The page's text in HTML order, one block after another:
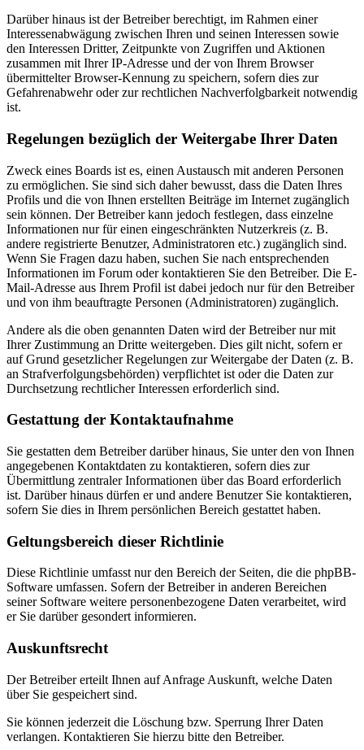
Darüber hinaus ist der Betreiber berechtigt, im Rahmen einer
Interessenabwägung zwischen Ihren und seinen Interessen sowie
den Interessen Dritter, Zeitpunkte von Zugriffen und Aktionen
zusammen mit Ihrer IP-Adresse und der von Ihrem Browser
übermittelter Browser-Kennung zu speichern, sofern dies zur
Gefahrenabwehr oder zur rechtlichen Nachverfolgbarkeit notwendig
ist.
Regelungen bezüglich der Weitergabe Ihrer Daten
Zweck eines Boards ist es, einen Austausch mit anderen Personen
zu ermöglichen. Sie sind sich daher bewusst, dass die Daten Ihres
Profils und die von Ihnen erstellten Beiträge im Internet zugänglich
sein können. Der Betreiber kann jedoch festlegen, dass einzelne
Informationen nur für einen eingeschränkten Nutzerkreis (z. B.
andere registrierte Benutzer, Administratoren etc.) zugänglich sind.
Wenn Sie Fragen dazu haben, suchen Sie nach entsprechenden
Informationen im Forum oder kontaktieren Sie den Betreiber. Die E-
Mail-Adresse aus Ihrem Profil ist dabei jedoch nur für den Betreiber
und von ihm beauftragte Personen (Administratoren) zugänglich.
Andere als die oben genannten Daten wird der Betreiber nur mit
Ihrer Zustimmung an Dritte weitergeben. Dies gilt nicht, sofern er
auf Grund gesetzlicher Regelungen zur Weitergabe der Daten (z. B.
an Strafverfolgungsbehörden) verpflichtet ist oder die Daten zur
Durchsetzung rechtlicher Interessen erforderlich sind.
Gestattung der Kontaktaufnahme
Sie gestatten dem Betreiber darüber hinaus, Sie unter den von Ihnen
angegebenen Kontaktdaten zu kontaktieren, sofern dies zur
Übermittlung zentraler Informationen über das Board erforderlich
ist. Darüber hinaus dürfen er und andere Benutzer Sie kontaktieren,
sofern Sie dies in Ihrem persönlichen Bereich gestattet haben.
Geltungsbereich dieser Richtlinie
Diese Richtlinie umfasst nur den Bereich der Seiten, die die phpBB-
Software umfassen. Sofern der Betreiber in anderen Bereichen
seiner Software weitere personenbezogene Daten verarbeitet, wird
er Sie darüber gesondert informieren.
Auskunftsrecht
Der Betreiber erteilt Ihnen auf Anfrage Auskunft, welche Daten
über Sie gespeichert sind.
Sie können jederzeit die Löschung bzw. Sperrung Ihrer Daten
verlangen. Kontaktieren Sie hierzu bitte den Betreiber.